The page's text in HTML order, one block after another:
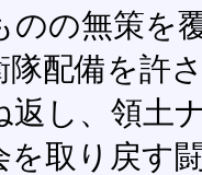
のの無策を
配備を許
返し、領土
を取り戻す